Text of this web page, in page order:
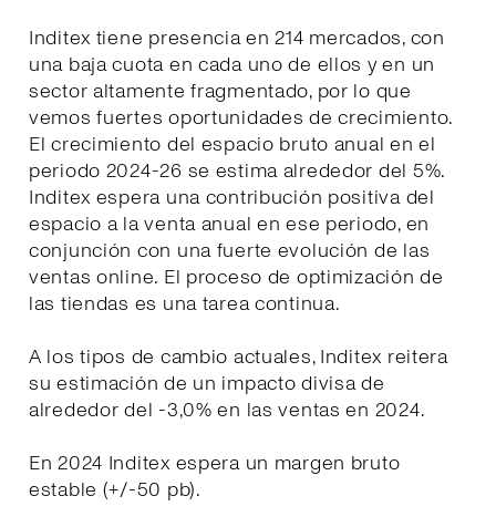
Inditex tiene presencia en 214 mercados, con
una baja cuota en cada uno de ellos y en un
sector altamente fragmentado, por lo que
vemos fuertes oportunidades de crecimiento.
El crecimiento del espacio bruto anual en el
periodo 2024-26 se estima alrededor del 5%.
Inditex espera una contribución positiva del
espacio a la venta anual en ese periodo, en
conjunción con una fuerte evolución de las
ventas online. El proceso de optimización de
las tiendas es una tarea continua.
A los tipos de cambio actuales, Inditex reitera
su estimación de un impacto divisa de
alrededor del -3,0% en las ventas en 2024.
En 2024 Inditex espera un margen bruto
estable (+/-50 pb).